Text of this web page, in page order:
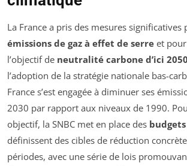
La France a pris des mesures significatives
émissions de gaz à effet de serre et
l’objectif de neutralité carbone d’ici 2050
l’adoption de la stratégie nationale bas-
France s’est engagée à diminuer ses
2030 par rapport aux niveaux de 1990.
objectif, la SNBC met en place des
définissent des cibles de réduction
périodes, avec une série de lois